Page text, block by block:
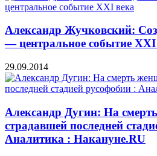
Александр Жучковский:
— центральное событие XXI
29.09.2014
Александр Дугин: На
страдавшей последней
Аналитика : Накануне.RU